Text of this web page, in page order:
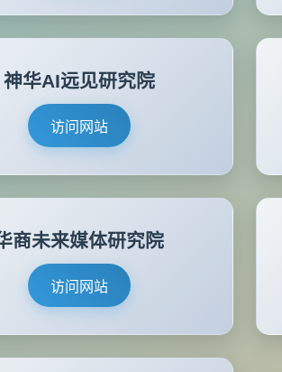
神华AI远见研究院
访问网站
商未来媒体研究院
访问网站